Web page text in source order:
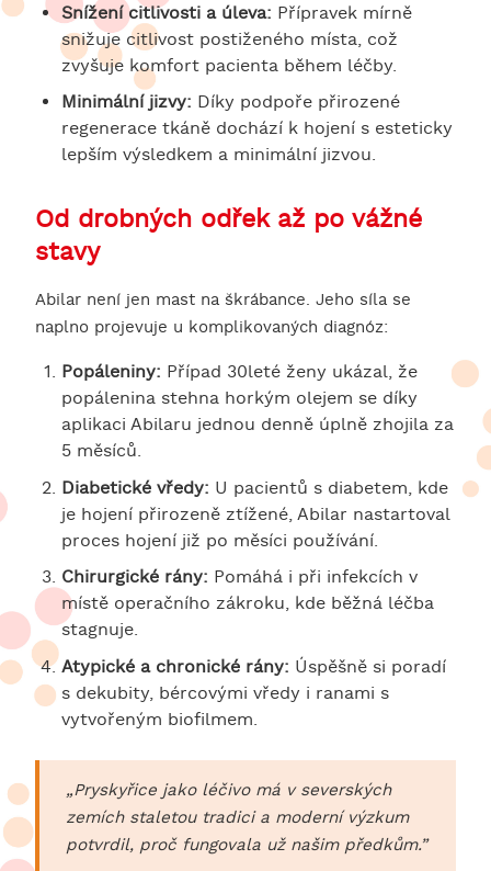
Snížení citlivosti a úleva: Přípravek mírně
snižuje citlivost postiženého místa, což
zvyšuje komfort pacienta během léčby.
Minimální jizvy: Díky podpoře přirozené
regenerace tkáně dochází k hojení s esteticky
lepším výsledkem a minimální jizvou.
Od drobných odřek až po vážné
stavy
Abilar není jen mast na škrábance. Jeho síla se
naplno projevuje u komplikovaných diagnóz:
Popáleniny: Případ 30leté ženy ukázal, že
popálenina stehna horkým olejem se díky
aplikaci Abilaru jednou denně úplně zhojila za
5 měsíců.
Diabetické vředy: U pacientů s diabetem, kde
je hojení přirozeně ztížené, Abilar nastartoval
proces hojení již po měsíci používání.
Chirurgické rány: Pomáhá i při infekcích v
místě operačního zákroku, kde běžná léčba
stagnuje.
Atypické a chronické rány: Úspěšně si poradí
s dekubity, bércovými vředy i ranami s
vytvořeným biofilmem.
„Pryskyřice jako léčivo má v severských
zemích staletou tradici a moderní výzkum
potvrdil, proč fungovala už našim předkům.”